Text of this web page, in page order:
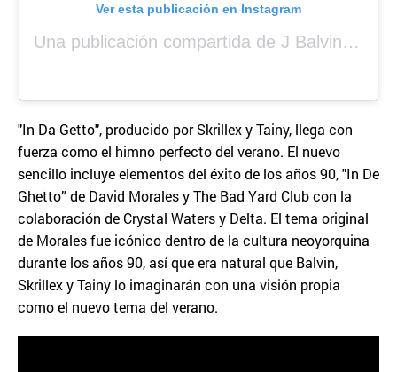
Ver esta publicación en Instagram
Una publicación compartida de J Balvin (@jbalvin)
"In Da Getto", producido por Skrillex y Tainy, llega con
fuerza como el himno perfecto del verano. El nuevo
sencillo incluye elementos del éxito de los años 90, "In De
Ghetto” de David Morales y The Bad Yard Club con la
colaboración de Crystal Waters y Delta. El tema original
de Morales fue icónico dentro de la cultura neoyorquina
durante los años 90, así que era natural que Balvin,
Skrillex y Tainy lo imaginarán con una visión propia
como el nuevo tema del verano.